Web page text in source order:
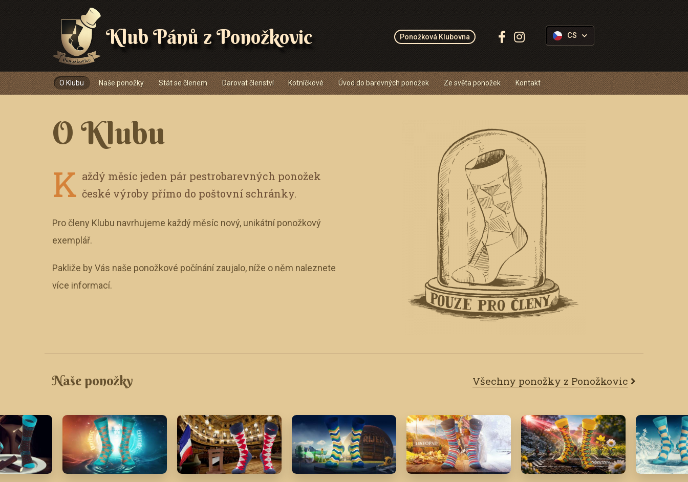
Klub Pánů z Ponožkovic Ponožková Klubovna
Sledujte
CS
Navigace
O Klubu Naše ponožky Stát se členem Darovat členství Kotníčkové Úvod do barevných ponožek Ze světa ponožek Kontakt
O Klubu
K aždý měsíc jeden pár pestrobarevných ponožek
české výroby přímo do poštovní schránky.
Pro členy Klubu navrhujeme každý měsíc nový, unikátní ponožkový
exemplář.
Pakliže by Vás naše ponožkové počínání zaujalo, níže o něm naleznete
více informací.
Naše ponožky Všechny ponožky z Ponožkovic